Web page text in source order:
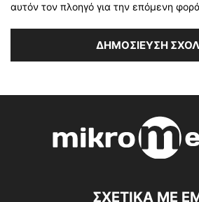
αυτόν τον πλοηγό για την επόμενη
ΣΧΕΤΙΚΑ ΜΕ